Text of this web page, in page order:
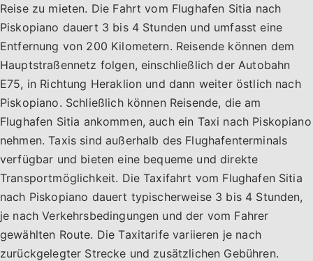
Reise zu mieten. Die Fahrt vom Flughafen Sitia nach
Piskopiano dauert 3 bis 4 Stunden und umfasst eine
Entfernung von 200 Kilometern. Reisende können dem
Hauptstraßennetz folgen, einschließlich der Autobahn
E75, in Richtung Heraklion und dann weiter östlich nach
Piskopiano. Schließlich können Reisende, die am
Flughafen Sitia ankommen, auch ein Taxi nach Piskopiano
nehmen. Taxis sind außerhalb des Flughafenterminals
verfügbar und bieten eine bequeme und direkte
Transportmöglichkeit. Die Taxifahrt vom Flughafen Sitia
nach Piskopiano dauert typischerweise 3 bis 4 Stunden,
je nach Verkehrsbedingungen und der vom Fahrer
gewählten Route. Die Taxitarife variieren je nach
zurückgelegter Strecke und zusätzlichen Gebühren.